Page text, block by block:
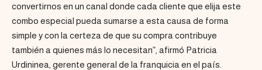
convertirnos en un canal donde cada cliente que elija este
combo especial pueda sumarse a esta causa de forma
simple y con la certeza de que su compra contribuye
también a quienes más lo necesitan”, afirmó Patricia
Urdininea, gerente general de la franquicia en el país.